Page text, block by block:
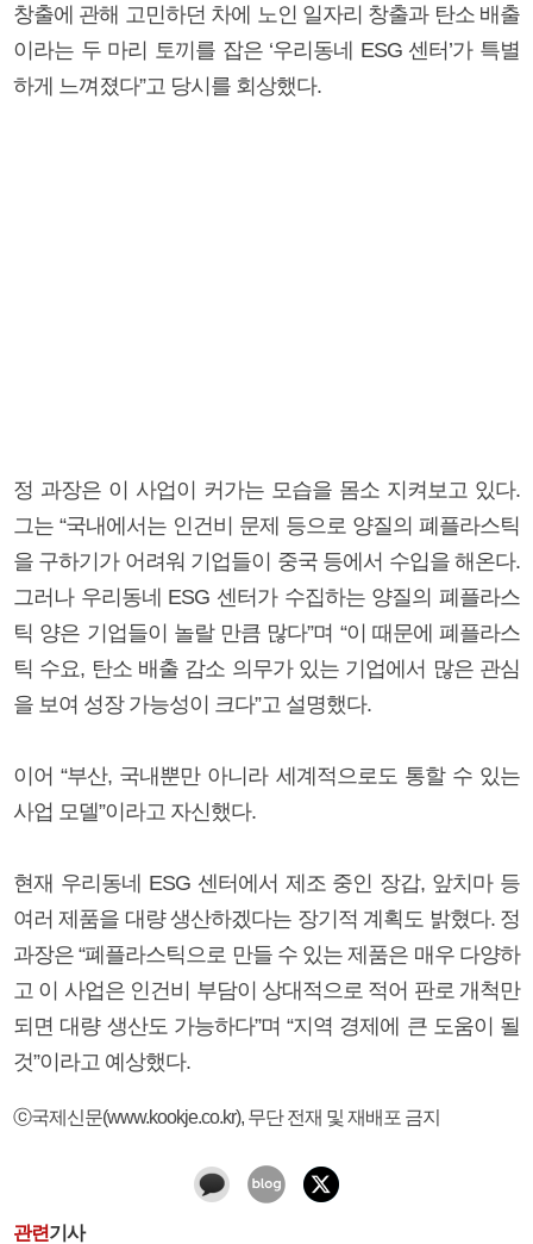
창출에 관해 고민하던 차에 노인 일자리 창출과 탄소 배출
이라는 두 마리 토끼를 잡은 ‘우리동네 ESG 센터’가 특별
하게 느껴졌다”고 당시를 회상했다.
정 과장은 이 사업이 커가는 모습을 몸소 지켜보고 있다.
그는 “국내에서는 인건비 문제 등으로 양질의 폐플라스틱
을 구하기가 어려워 기업들이 중국 등에서 수입을 해온다.
그러나 우리동네 ESG 센터가 수집하는 양질의 폐플라스
틱 양은 기업들이 놀랄 만큼 많다”며 “이 때문에 폐플라스
틱 수요, 탄소 배출 감소 의무가 있는 기업에서 많은 관심
을 보여 성장 가능성이 크다”고 설명했다.
이어 “부산, 국내뿐만 아니라 세계적으로도 통할 수 있는
사업 모델”이라고 자신했다.
현재 우리동네 ESG 센터에서 제조 중인 장갑, 앞치마 등
여러 제품을 대량 생산하겠다는 장기적 계획도 밝혔다. 정
과장은 “폐플라스틱으로 만들 수 있는 제품은 매우 다양하
고 이 사업은 인건비 부담이 상대적으로 적어 판로 개척만
되면 대량 생산도 가능하다”며 “지역 경제에 큰 도움이 될
것”이라고 예상했다.
ⓒ국제신문(www.kookje.co.kr), 무단 전재 및 재배포 금지
관련기사